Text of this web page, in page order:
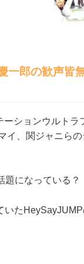
一郎の歓声皆
ションウルトラ
イ、関ジャニら
題になっている？
た